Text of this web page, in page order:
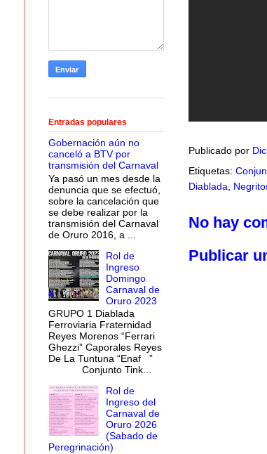
Publicado por
Etiquetas:
Diablada
No hay
Publicar
Entradas populares
Gobernación aún no
canceló a BTV por
transmisión del Carnaval
Ya pasó un mes desde la
denuncia que se efectuó,
sobre la cancelación que
se debe realizar por la
transmisión del Carnaval
de Oruro 2016, a ...
Rol de
Ingreso
Domingo
Carnaval de
Oruro 2023
GRUPO 1 Diablada
Ferroviaria Fraternidad
Reyes Morenos “Ferrari
Ghezzi” Caporales Reyes
De La Tuntuna “Enaf ”
Conjunto Tink...
Rol de
Ingreso del
Carnaval de
Oruro 2026
(Sabado de
Peregrinación)